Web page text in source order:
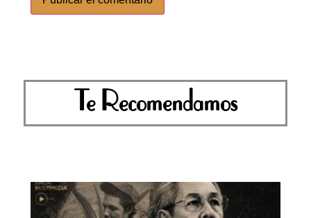
Te Recomendamos